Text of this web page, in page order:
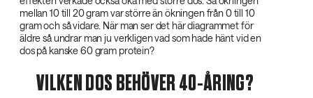
mellan 10 till 20 gram var större än ökningen från 0 till 10
gram och så vidare. När man ser det här diagrammet för
äldre så undrar man ju verkligen vad som hade hänt vid en
dos på kanske 60 gram protein?
VILKEN DOS BEHÖVER 40-ÅRING?